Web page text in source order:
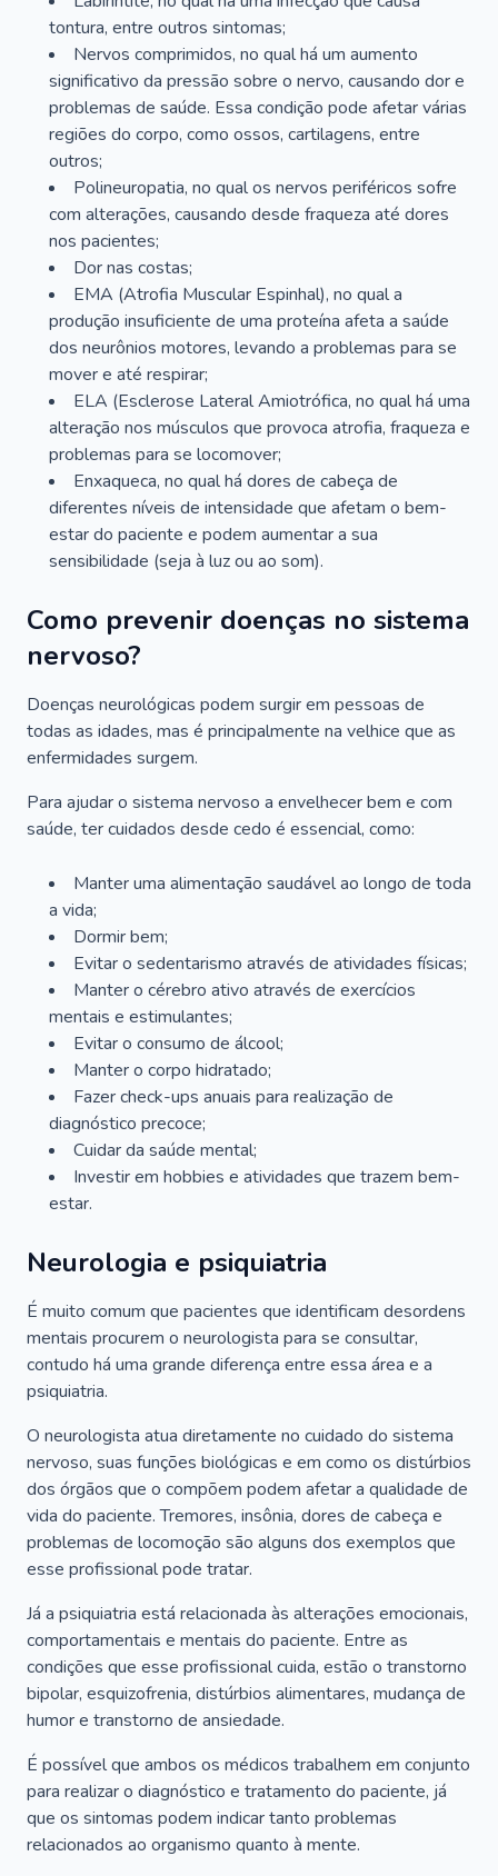
tontura, entre outros sintomas;
Nervos comprimidos, no qual há um aumento
significativo da pressão sobre o nervo, causando dor e
problemas de saúde. Essa condição pode afetar várias
regiões do corpo, como ossos, cartilagens, entre
outros;
Polineuropatia, no qual os nervos periféricos sofre
com alterações, causando desde fraqueza até dores
nos pacientes;
Dor nas costas;
EMA (Atrofia Muscular Espinhal), no qual a
produção insuficiente de uma proteína afeta a saúde
dos neurônios motores, levando a problemas para se
mover e até respirar;
ELA (Esclerose Lateral Amiotrófica, no qual há uma
alteração nos músculos que provoca atrofia, fraqueza e
problemas para se locomover;
Enxaqueca, no qual há dores de cabeça de
diferentes níveis de intensidade que afetam o bem-
estar do paciente e podem aumentar a sua
sensibilidade (seja à luz ou ao som).
Como prevenir doenças no sistema
nervoso?
Doenças neurológicas podem surgir em pessoas de
todas as idades, mas é principalmente na velhice que as
enfermidades surgem.
Para ajudar o sistema nervoso a envelhecer bem e com
saúde, ter cuidados desde cedo é essencial, como:
Manter uma alimentação saudável ao longo de toda
a vida;
Dormir bem;
Evitar o sedentarismo através de atividades físicas;
Manter o cérebro ativo através de exercícios
mentais e estimulantes;
Evitar o consumo de álcool;
Manter o corpo hidratado;
Fazer check-ups anuais para realização de
diagnóstico precoce;
Cuidar da saúde mental;
Investir em hobbies e atividades que trazem bem-
estar.
Neurologia e psiquiatria
É muito comum que pacientes que identificam desordens
mentais procurem o neurologista para se consultar,
contudo há uma grande diferença entre essa área e a
psiquiatria.
O neurologista atua diretamente no cuidado do sistema
nervoso, suas funções biológicas e em como os distúrbios
dos órgãos que o compõem podem afetar a qualidade de
vida do paciente. Tremores, insônia, dores de cabeça e
problemas de locomoção são alguns dos exemplos que
esse profissional pode tratar.
Já a psiquiatria está relacionada às alterações emocionais,
comportamentais e mentais do paciente. Entre as
condições que esse profissional cuida, estão o transtorno
bipolar, esquizofrenia, distúrbios alimentares, mudança de
humor e transtorno de ansiedade.
É possível que ambos os médicos trabalhem em conjunto
para realizar o diagnóstico e tratamento do paciente, já
que os sintomas podem indicar tanto problemas
relacionados ao organismo quanto à mente.